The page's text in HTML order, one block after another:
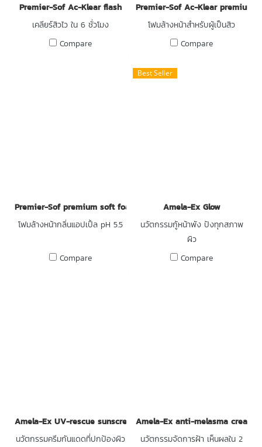
Premier-Sof Ac-Klear flash
เคลียร์สิวไว ใน 6 ชั่วโมง
Compare
Premier-Sof Ac-Klear premium
โฟมล้างหน้าสำหรับผู้เป็นสิว
Compare
Premier-Sof premium soft foam pH 5.5
โฟมล้างหน้ากลิ่นแอปเปิ้ล pH 5.5
Compare
Best Seller
Amela-Ex Glow
นวัตกรรมกู้หน้าพัง ปังทุกสภาพ
ผิว
Compare
Amela-Ex UV-rescue sunscreen SPF 50+ PA++++
นวัตกรรมครีมกันแดดที่ปกป้องผิว
Amela-Ex anti-melasma cream
นวัตกรรมจัดการฝ้า เห็นผลใน 2